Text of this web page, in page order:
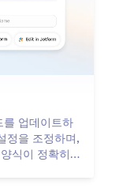
를 업데이트하
정을 조정하며,
식이 정확히